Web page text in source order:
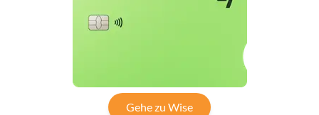
Gehe zu Wise